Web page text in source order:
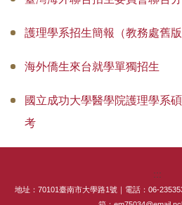
護理學系招生簡報（教務處舊版
海外僑生來台就學單獨招生
國立成功大學醫學院護理學系
考
:::
地址：70101臺南市大學路1號｜電話：06-